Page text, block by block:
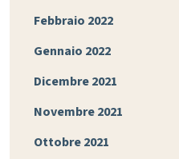
Febbraio 2022
Gennaio 2022
Dicembre 2021
Novembre 2021
Ottobre 2021